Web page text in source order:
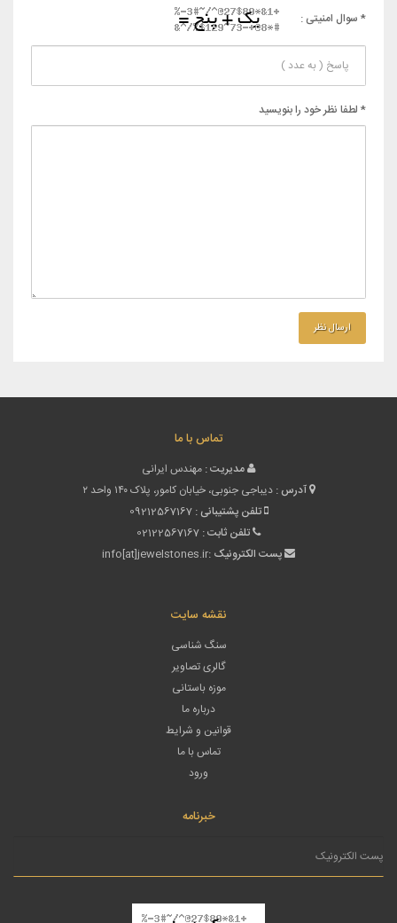
* سوال امنیتی :
* لطفا نظر خود را بنویسید
تماس با ما
مدیریت : مهندس ایرانی
آدرس : دیباجی جنوبی، خیابان کامور، پلاک ۱۴۰ واحد ۲
تلفن پشتیبانی : 09212567167
تلفن ثابت : 02122567167
پست الکترونیک :info[at]jewelstones.ir
نقشه سایت
سنگ شناسی
گالری تصاویر
موزه باستانی
درباره ما
قوانین و شرایط
تماس با ما
ورود
خبرنامه